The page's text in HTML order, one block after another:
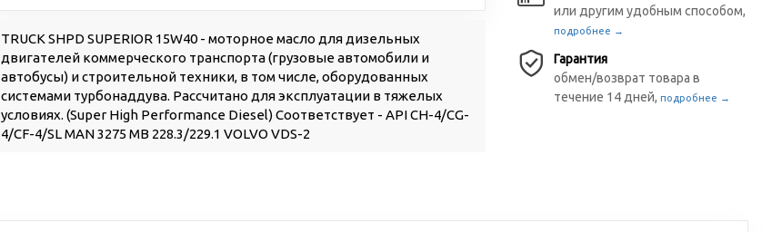
TRUCK SHPD SUPERIOR 15W40 - моторное масло для дизельных
двигателей коммерческого транспорта (грузовые автомобили и
автобусы) и строительной техники, в том числе, оборудованных
системами турбонаддува. Рассчитано для эксплуатации в тяжелых
условиях. (Super High Performance Diesel) Соответствует - API CH-4/CG-
4/CF-4/SL MAN 3275 MB 228.3/229.1 VOLVO VDS-2
или другим удобным способом,
подробнее →
Гарантия
обмен/возврат товара в
течение 14 дней,подробнее →